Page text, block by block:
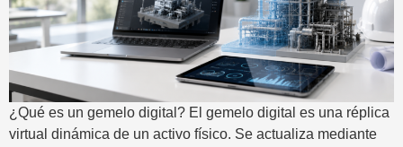
¿Qué es un gemelo digital? El gemelo digital es una réplica
virtual dinámica de un activo físico. Se actualiza mediante